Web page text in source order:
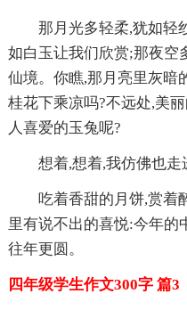
那月光多轻柔,犹如轻
如白玉让我们欣赏;那夜空
仙境。你瞧,那月亮里灰暗
桂花下乘凉吗?不远处,美
人喜爱的玉兔呢?
想着,想着,我仿佛也
吃着香甜的月饼,赏着
里有说不出的喜悦:今年的
往年更圆。
四年级学生作文300字 篇3